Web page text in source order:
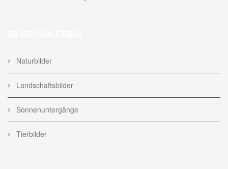
Naturbilder
Landschaftsbilder
Sonnenuntergänge
Tierbilder